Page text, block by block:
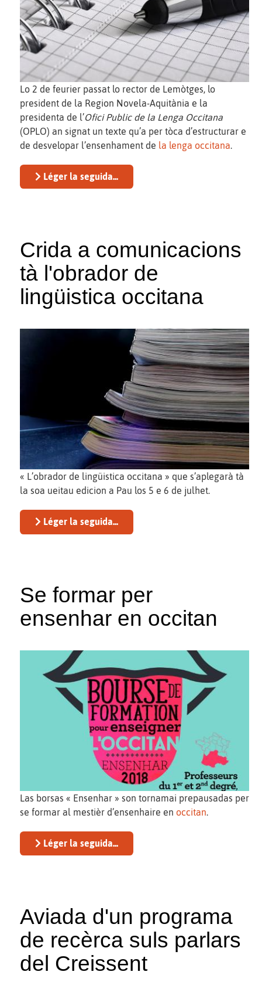
Lo 2 de feurier passat lo rector de Lemòtges, lo
president de la Region Novela-Aquitània e la
presidenta de l’Ofici Public de la Lenga Occitana
(OPLO) an signat un texte qu’a per tòca d’estructurar e
de desvelopar l’ensenhament de la lenga occitana.
Léger la seguida...
Crida a comunicacions
tà l'obrador de
lingüistica occitana
« L’obrador de lingüistica occitana » que s’aplegarà tà
la soa ueitau edicion a Pau los 5 e 6 de julhet.
Léger la seguida...
Se formar per
ensenhar en occitan
Las borsas « Ensenhar » son tornamai prepausadas per
se formar al mestièr d’ensenhaire en occitan.
Léger la seguida...
Aviada d'un programa
de recèrca suls parlars
del Creissent